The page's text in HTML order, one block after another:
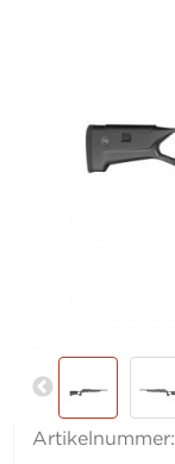
Artikelnummer: